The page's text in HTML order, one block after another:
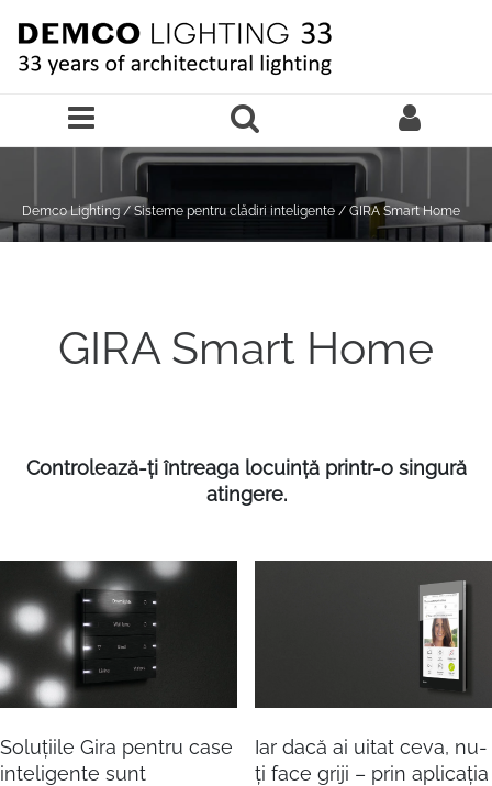
Demco Lighting / Sisteme pentru clădiri inteligente / GIRA Smart Home
GIRA Smart Home
Controlează-ți întreaga locuință printr-o singură
atingere.
Soluțiile Gira pentru case
inteligente sunt
Iar dacă ai uitat ceva, nu-
ți face griji – prin aplicația